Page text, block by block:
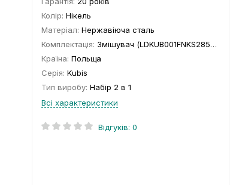
Колір: Нікель
Матеріал: Нержавіюча сталь
Комплектація: Змішувач (LDKUB001FNKS28534), душова стійка (LDKUB1120NKS46111)
Країна: Польща
Серія: Kubis
Тип виробу: Набір 2 в 1
Всі характеристики
Відгуків: 0